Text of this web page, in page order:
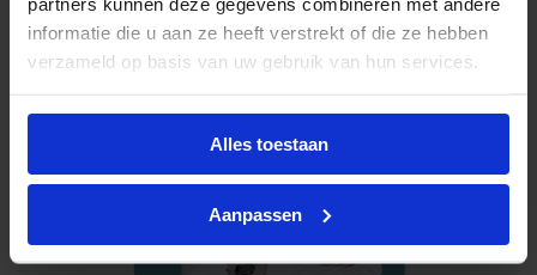
informatie die u aan ze heeft verstrekt of die ze hebben
verzameld op basis van uw gebruik van hun services.
Alles toestaan
Aanpassen